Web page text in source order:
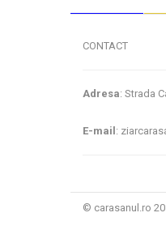
CONTACT
Adresa: Strada
E-mail :
© carasanul.ro